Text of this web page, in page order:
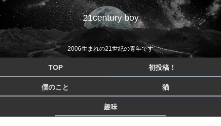
21century boy
2006生まれの21世紀の青年です
TOP 初投稿！
僕のこと 猫
趣味